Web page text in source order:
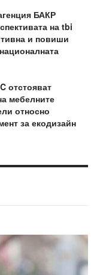
БАКР
на tbi
и повиши
отстояват
мебелните
относно
за екодизайн